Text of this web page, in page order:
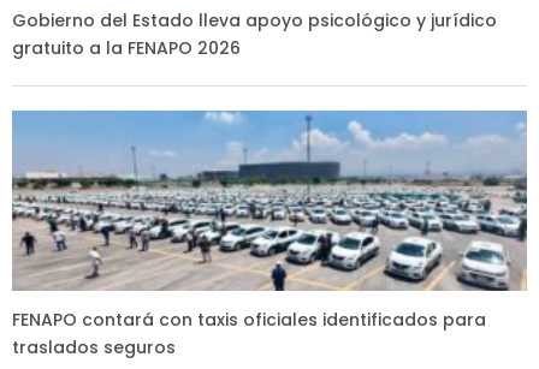
Gobierno del Estado lleva apoyo psicológico y jurídico
gratuito a la FENAPO 2026
FENAPO contará con taxis oficiales identificados para
traslados seguros